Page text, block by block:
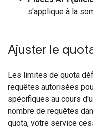
s'applique à la
Ajuster le
Les limites de quota
requêtes autorisées
spécifiques au cours
nombre de requêtes
quota, votre service